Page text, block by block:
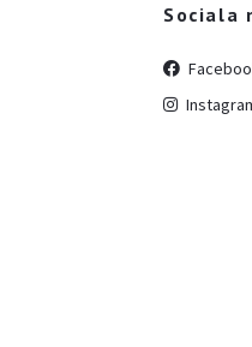
Sociala